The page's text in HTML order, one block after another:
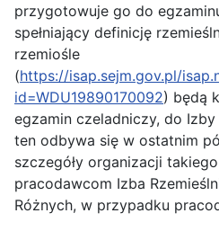
przygotowuje go do
spełniający definicję
rzemiośle
(https://isap.sejm.gov.pl/
id=WDU19890170092) będą
egzamin czeladniczy, do
ten odbywa się w ostatnim
szczegóły organizacji
pracodawcom Izba
Różnych, w przypadku